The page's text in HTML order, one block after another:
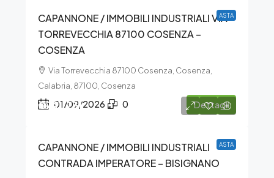
ASTA
CAPANNONE / IMMOBILI INDUSTRIALI VIA
TORREVECCHIA 87100 COSENZA –
COSENZA
Via Torrevecchia 87100 Cosenza, Cosenza,
Calabria, 87100, Cosenza
01/09/2026 0 Dettagli
ASTA
€741.731
CAPANNONE / IMMOBILI INDUSTRIALI
CONTRADA IMPERATORE – BISIGNANO